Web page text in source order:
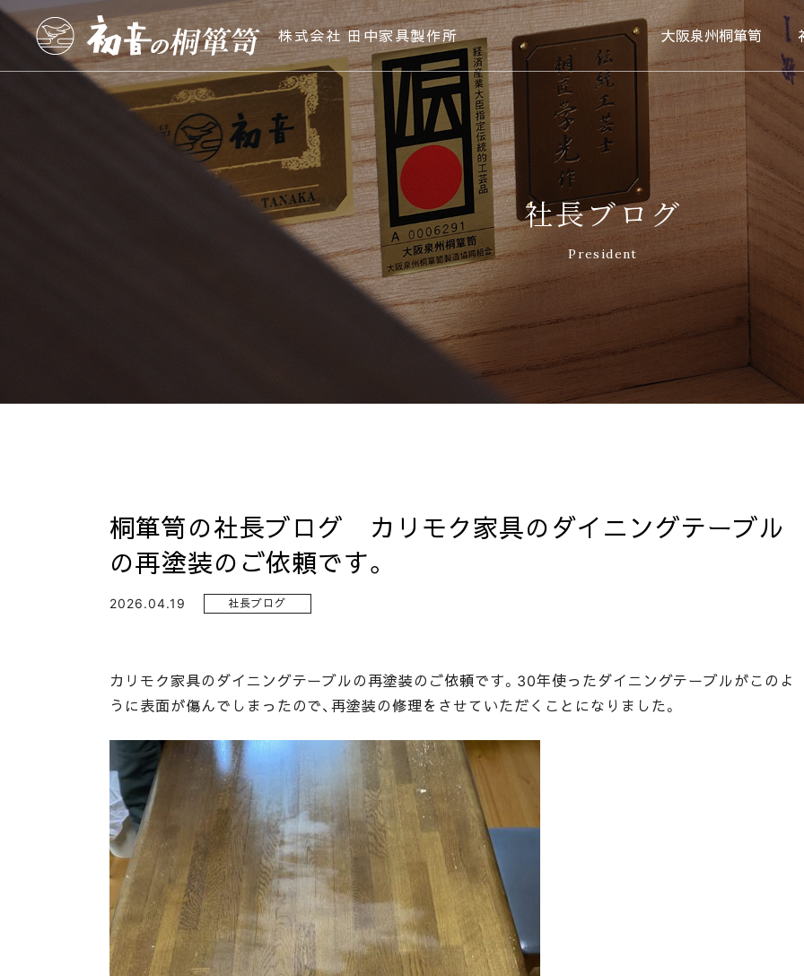
株式会社 田中家具製作所 大阪泉州桐箪笥
社長ブログ
President
桐箪笥の社長ブログ カリモク家具のダイニングテーブル
の再塗装のご依頼です。
2026.04.19 社長ブログ
カリモク家具のダイニングテーブルの再塗装のご依頼です。30年使ったダイニングテーブルがこのよ
うに表面が傷んでしまったので、再塗装の修理をさせていただくことになりました。